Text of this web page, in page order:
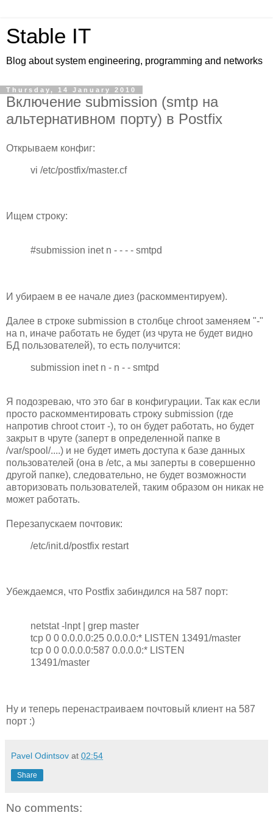
Stable IT
Blog about system engineering, programming and networks
Thursday, 14 January 2010
Включение submission (smtp на
альтернативном порту) в Postfix
Открываем конфиг:
vi /etc/postfix/master.cf
Ищем строку:
#submission inet n - - - - smtpd
И убираем в ее начале диез (раскомментируем).
Далее в строке submission в столбце chroot заменяем "-"
на n, иначе работать не будет (из чрута не будет видно
БД пользователей), то есть получится:
submission inet n - n - - smtpd
Я подозреваю, что это баг в конфигурации. Так как если
просто раскомментировать строку submission (где
напротив chroot стоит -), то он будет работать, но будет
закрыт в чруте (заперт в определенной папке в
/var/spool/....) и не будет иметь доступа к базе данных
пользователей (она в /etc, а мы заперты в совершенно
другой папке), следовательно, не будет возможности
авторизовать пользователей, таким образом он никак не
может работать.
Перезапускаем почтовик:
/etc/init.d/postfix restart
Убеждаемся, что Postfix забиндился на 587 порт:
netstat -lnpt | grep master
tcp 0 0 0.0.0.0:25 0.0.0.0:* LISTEN 13491/master
tcp 0 0 0.0.0.0:587 0.0.0.0:* LISTEN
13491/master
Ну и теперь перенастраиваем почтовый клиент на 587
порт :)
Pavel Odintsov at 02:54
Share
No comments: